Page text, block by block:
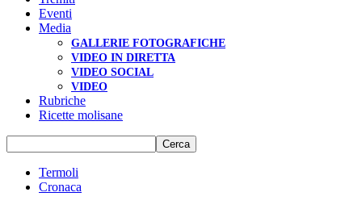
Eventi
Media
GALLERIE FOTOGRAFICHE
VIDEO IN DIRETTA
VIDEO SOCIAL
VIDEO
Rubriche
Ricette molisane
Termoli
Cronaca